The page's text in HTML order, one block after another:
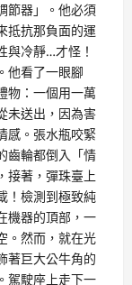
節器」。他必須
抵抗那負面的運
與冷靜…才怪！
他看了一眼腳
物：一個用一萬
未送出，因為害
感。張水瓶咬緊
齒輪都倒入「情
接著，彈珠臺上
！檢測到極致純
機器的頂部，一
。然而，就在光
著巨大公牛角的
駕駛座上走下一